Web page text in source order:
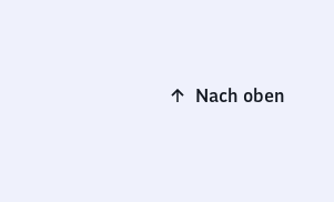
Nach oben